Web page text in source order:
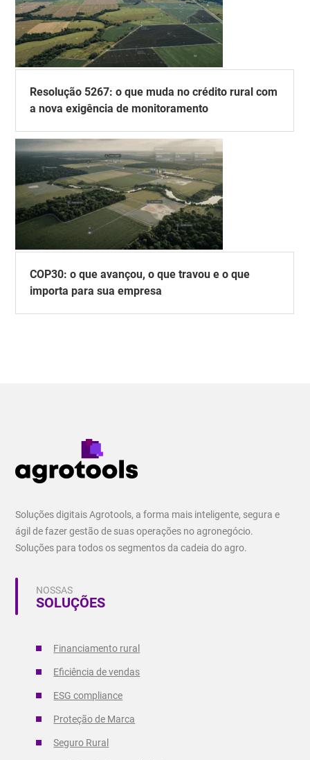
Resolução 5267: o que muda no crédito rural com
a nova exigência de monitoramento
COP30: o que avançou, o que travou e o que
importa para sua empresa
Soluções digitais Agrotools, a forma mais inteligente, segura e
ágil de fazer gestão de suas operações no agronegócio.
Soluções para todos os segmentos da cadeia do agro.
NOSSAS
SOLUÇÕES
Financiamento rural
Eficiência de vendas
ESG compliance
Proteção de Marca
Seguro Rural